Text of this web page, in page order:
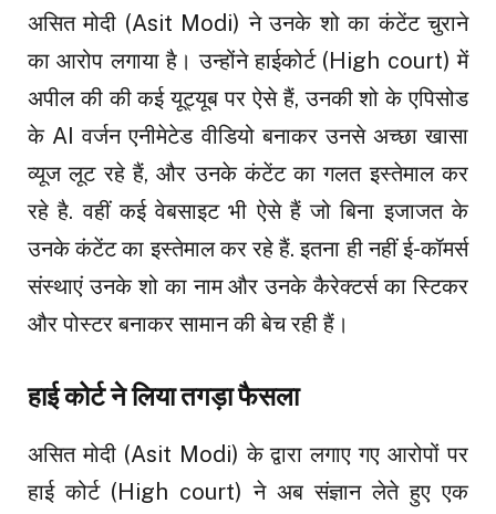
असित मोदी (Asit Modi) ने उनके शो का कंटेंट चुराने
का आरोप लगाया है। उन्होंने हाईकोर्ट (High court) में
अपील की की कई यूट्यूब पर ऐसे हैं, उनकी शो के एपिसोड
के AI वर्जन एनीमेटेड वीडियो बनाकर उनसे अच्छा खासा
व्यूज लूट रहे हैं, और उनके कंटेंट का गलत इस्तेमाल कर
रहे है. वहीं कई वेबसाइट भी ऐसे हैं जो बिना इजाजत के
उनके कंटेंट का इस्तेमाल कर रहे हैं. इतना ही नहीं ई-कॉमर्स
संस्थाएं उनके शो का नाम और उनके कैरेक्टर्स का स्टिकर
और पोस्टर बनाकर सामान की बेच रही हैं।
हाई कोर्ट ने लिया तगड़ा फैसला
असित मोदी (Asit Modi) के द्वारा लगाए गए आरोपों पर
हाई कोर्ट (High court) ने अब संज्ञान लेते हुए एक